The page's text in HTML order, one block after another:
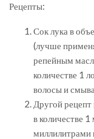
Рецепты:
Сок лука в
(лучше
репейным
количестве 1
волосы и
Другой
в количестве
миллилитрами